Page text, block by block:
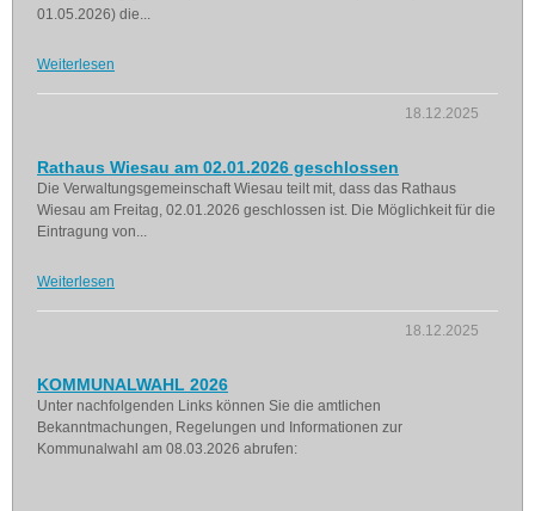
01.05.2026) die...
Weiterlesen
18.12.2025
Rathaus Wiesau am 02.01.2026 geschlossen
Die Verwaltungsgemeinschaft Wiesau teilt mit, dass das Rathaus
Wiesau am Freitag, 02.01.2026 geschlossen ist. Die Möglichkeit für die
Eintragung von...
Weiterlesen
18.12.2025
KOMMUNALWAHL 2026
Unter nachfolgenden Links können Sie die amtlichen
Bekanntmachungen, Regelungen und Informationen zur
Kommunalwahl am 08.03.2026 abrufen: